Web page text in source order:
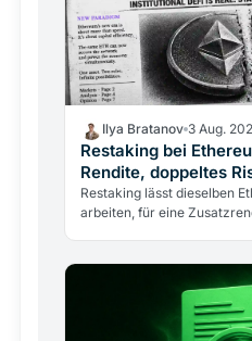
Ilya Bratanov 3 Aug.
Restaking bei
Rendite, doppeltes
Restaking lässt dieselben
arbeiten, für eine